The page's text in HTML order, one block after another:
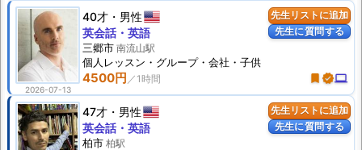
先生リストに追加
先生に質問する
2026-07-13
40才 男性
4500円 turned_inverifiedcomputer
英会話・英語
三郷市 南流山駅
個人 レッスン ・グループ・会社・子供
先生リストに追加
先生に質問する
47才 男性
英会話・英語
柏市 柏駅